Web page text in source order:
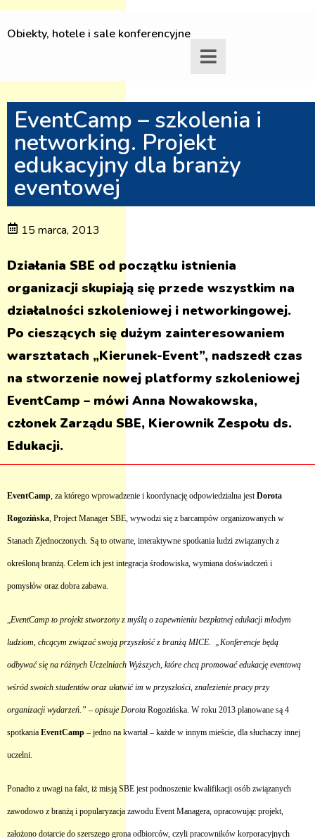
Obiekty, hotele i sale konferencyjne
EventCamp – szkolenia i
networking. Projekt
edukacyjny dla branży
eventowej
15 marca, 2013
Działania SBE od początku istnienia
organizacji skupiają się przede wszystkim na
działalności szkoleniowej i networkingowej.
Po cieszących się dużym zainteresowaniem
warsztatach „Kierunek-Event”, nadszedł czas
na stworzenie nowej platformy szkoleniowej
EventCamp – mówi Anna Nowakowska,
członek Zarządu SBE, Kierownik Zespołu ds.
Edukacji.
EventCamp, za którego wprowadzenie i koordynację odpowiedzialna jestDorota
Rogozińska, Project Manager SBE, wywodzi się z barcampów organizowanych w
Stanach Zjednoczonych. Są to otwarte, interaktywne spotkania ludzi związanych z
określoną branżą. Celem ich jest integracja środowiska, wymiana doświadczeń i
pomysłów oraz dobra zabawa.
„EventCamp to projekt stworzony z myślą o zapewnieniu bezpłatnej edukacji młodym
ludziom, chcącym związać swoją przyszłość z branżą MICE. „Konferencje będą
odbywać się na różnych Uczelniach Wyższych, które chcą promować edukację eventową
wśród swoich studentów oraz ułatwić im w przyszłości, znalezienie pracy przy
organizacji wydarzeń.” – opisuje Dorota Rogozińska. W roku 2013 planowane są 4
spotkania EventCamp – jedno na kwartał – każde w innym mieście, dla słuchaczy innej
uczelni.
Ponadto z uwagi na fakt, iż misją SBE jest podnoszenie kwalifikacji osób związanych
zawodowo z branżą i popularyzacja zawodu Event Managera, opracowując projekt,
założono dotarcie do szerszego grona odbiorców, czyli pracowników korporacyjnych